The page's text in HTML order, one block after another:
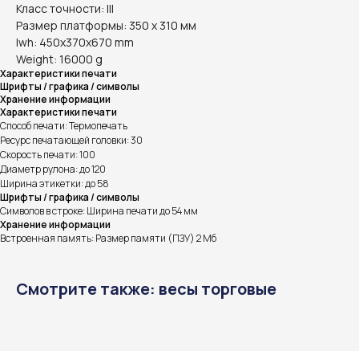
Класс точности: III
Размер платформы: 350 x 310 мм
lwh: 450x370x670 mm
Weight: 16000 g
Характеристики печати
Шрифты / графика / символы
Хранение информации
Характеристики печати
Способ печати: Термопечать
Ресурс печатающей головки: 30
Скорость печати: 100
Диаметр рулона: до 120
Ширина этикетки: до 58
Шрифты / графика / символы
Символов в строке: Ширина печати до 54 мм
Хранение информации
Встроенная память: Размер памяти (ПЗУ) 2 Мб
Смотрите также: весы торговые